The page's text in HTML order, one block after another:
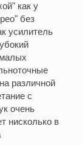
как у
без
усилитель
различной
с
очень
нисколько в